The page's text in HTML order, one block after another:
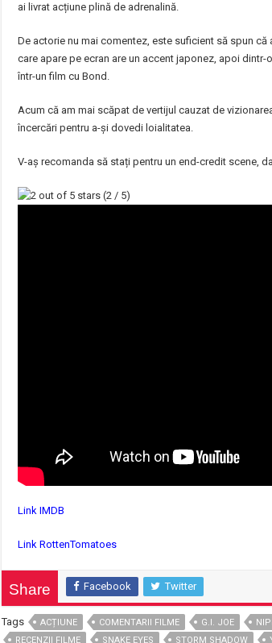
ai livrat acțiune plină de adrenalină.
De actorie nu mai comentez, este suficient să spun
care apare pe ecran are un accent japonez, apoi
într-un film cu Bond.
Acum că am mai scăpat de vertijul cauzat de
încercări pentru a-și dovedi loialitatea.
V-aș recomanda să stați pentru un end-credit scene,
(2 / 5)
Link IMDB
Link RottenTomatoes
Share Facebook Twitter
Tags ACȚIUNE COMENTARII FILME G.I. JOE
RECENZII FILME
SNAKE EYES STORM SHADOW